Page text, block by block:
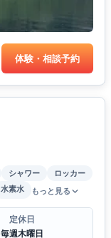
体験・相談予約
シャワー
ロッカー
水素水 もっと見る
定休日
毎週木曜日